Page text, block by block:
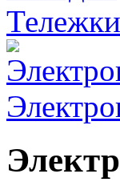
Тележки